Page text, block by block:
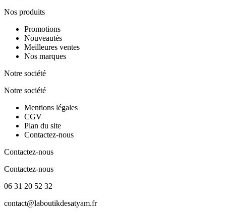
Nos produits
Promotions
Nouveautés
Meilleures ventes
Nos marques
Notre société
Notre société
Mentions légales
CGV
Plan du site
Contactez-nous
Contactez-nous
Contactez-nous
06 31 20 52 32
contact@laboutikdesatyam.fr